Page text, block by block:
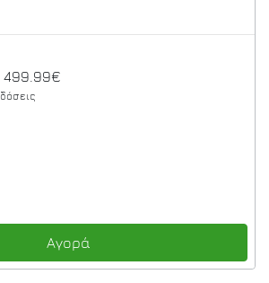
499.99€
δόσεις
Αγορά